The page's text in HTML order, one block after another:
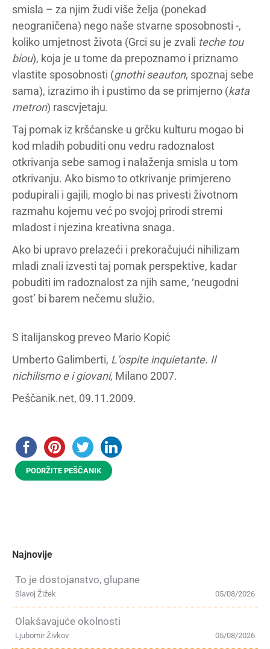
smisla – za njim žudi više želja (ponekad
neograničena) nego naše stvarne sposobnosti -,
koliko umjetnost života (Grci su je zvali teche tou
biou), koja je u tome da prepoznamo i priznamo
vlastite sposobnosti (gnothi seauton, spoznaj sebe
sama), izrazimo ih i pustimo da se primjerno (kata
metron) rascvjetaju.
Taj pomak iz kršćanske u grčku kulturu mogao bi
kod mladih pobuditi onu vedru radoznalost
otkrivanja sebe samog i nalaženja smisla u tom
otkrivanju. Ako bismo to otkrivanje primjereno
podupirali i gajili, moglo bi nas privesti životnom
razmahu kojemu već po svojoj prirodi stremi
mladost i njezina kreativna snaga.
Ako bi upravo prelazeći i prekoračujući nihilizam
mladi znali izvesti taj pomak perspektive, kadar
pobuditi im radoznalost za njih same, ‘neugodni
gost’ bi barem nečemu služio.
S italijanskog preveo Mario Kopić
Umberto Galimberti, L’ospite inquietante. Il
nichilismo e i giovani, Milano 2007.
Peščanik.net, 09.11.2009.
PODRŽITE PEŠČANIK
Najnovije
To je dostojanstvo, glupane
05/08/2026
Slavoj Žižek
Olakšavajuće okolnosti
05/08/2026
Ljubomir Živkov